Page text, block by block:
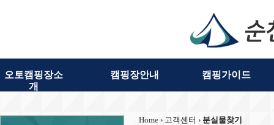
오토캠핑장소
개
캠핑장안내 캠핑가이드
Home › 고객센터 › 분실물찾기